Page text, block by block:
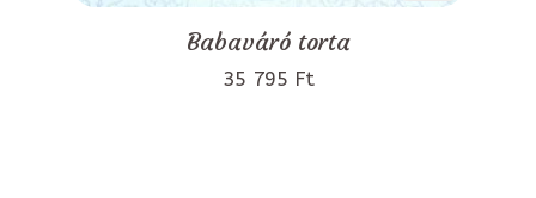
Babaváró torta
35 795 Ft